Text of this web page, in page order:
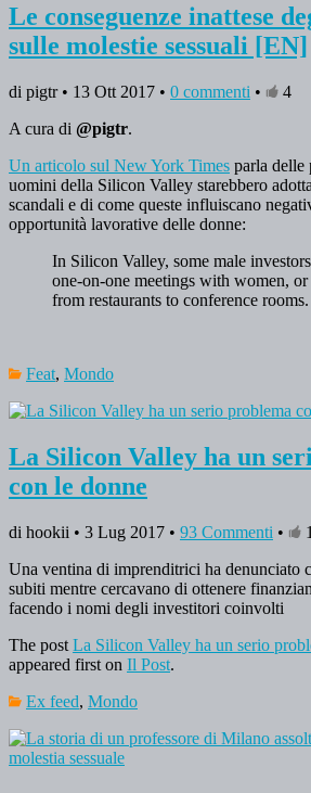
Le conseguenze inattese
sulle molestie sessuali [EN]
di pigtr • 13 Ott 2017 • 0 commenti •
4
A cura di @pigtr.
Un articolo sul New York Times parla delle
uomini della Silicon Valley starebbero
scandali e di come queste influiscano
opportunità lavorative delle donne:
In Silicon Valley, some male
one-on-one meetings with women, or
from restaurants to conference rooms.
Feat, Mondo
La Silicon Valley ha un
con le donne
di hookii • 3 Lug 2017 • 93 Commenti •
1
Una ventina di imprenditrici ha denunciato
subiti mentre cercavano di ottenere
facendo i nomi degli investitori coinvolti
The post La Silicon Valley ha un serio
appeared first on Il Post.
Ex feed, Mondo